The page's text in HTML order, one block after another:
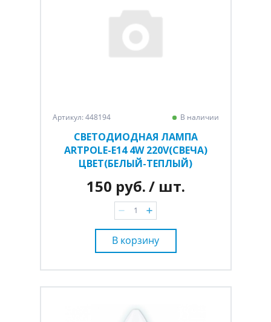
Артикул: 448194 В наличии
СВЕТОДИОДНАЯ ЛАМПА
ARTPOLE-E14 4W 220V(СВЕЧА)
ЦВЕТ(БЕЛЫЙ-ТЕПЛЫЙ)
150 руб./ шт.
В корзину